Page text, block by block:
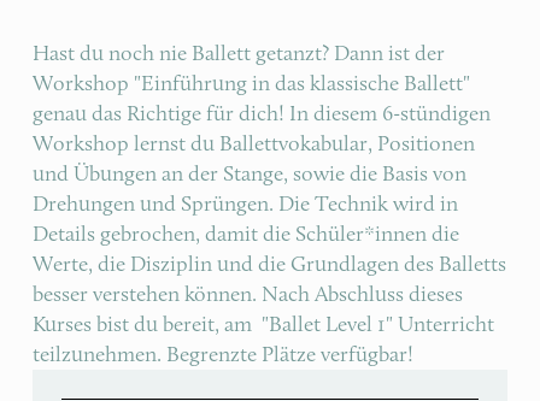
Hast du noch nie Ballett getanzt? Dann ist der
Workshop "Einführung in das klassische Ballett"
genau das Richtige für dich! In diesem 6-stündigen
Workshop lernst du Ballettvokabular, Positionen
und Übungen an der Stange, sowie die Basis von
Drehungen und Sprüngen. Die Technik wird in
Details gebrochen, damit die Schüler*innen die
Werte, die Disziplin und die Grundlagen des Balletts
besser verstehen können. Nach Abschluss dieses
Kurses bist du bereit, am  "Ballet Level 1" Unterricht
teilzunehmen. Begrenzte Plätze verfügbar!